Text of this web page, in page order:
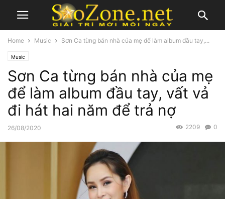
Home Music Sơn Ca từng bán nhà của mẹ để làm album đầu tay,...
Music
Sơn Ca từng bán nhà của mẹ
để làm album đầu tay, vất vả
đi hát hai năm để trả nợ
26/08/2020 0
2209